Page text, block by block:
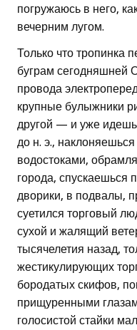
погружаюсь в него,
вечерним лугом.
Только что тропинка
буграм сегодняшней
провода
крупные булыжники
другой — и уже идешь
до н. э.,
водостоками,
города, спускаешься
дворики, в подвалы,
суетился торговый
сухой и жалящий
тысячелетия назад,
жестикулирующих
бородатых скифов,
прищуренными
голосистой стайки